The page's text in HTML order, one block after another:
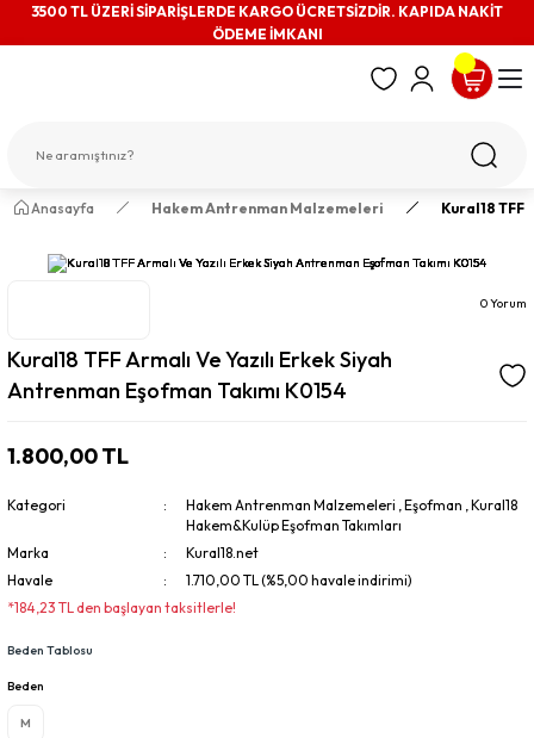
3500 TL ÜZERİ SİPARİŞLERDE KARGO ÜCRETSİZDİR. KAPIDA NAKİT
ÖDEME İMKANI
Anasayfa Hakem Antrenman Malzemeleri Kural18 TFF
0 Yorum
Kural18 TFF Armalı Ve Yazılı Erkek Siyah
Antrenman Eşofman Takımı K0154
1.800,00 TL
Kategori Hakem Antrenman Malzemeleri ,Eşofman ,Kural18
Hakem&Kulüp Eşofman Takımları
Marka
Kural18.net
Havale
1.710,00 TL (%5,00 havale indirimi)
*184,23 TL den başlayan taksitlerle!
Beden Tablosu
Beden
M